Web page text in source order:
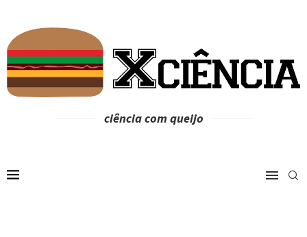
ciência com queijo